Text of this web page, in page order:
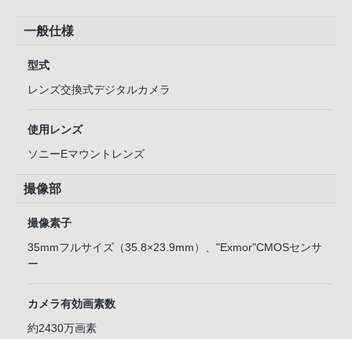
一般仕様
型式
レンズ交換式デジタルカメラ
使用レンズ
ソニーEマウントレンズ
撮像部
撮像素子
35mmフルサイズ（35.8×23.9mm）、"Exmor"CMOSセンサ
ー
カメラ有効画素数
約2430万画素